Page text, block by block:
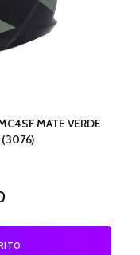
MATE VERDE
(3076)